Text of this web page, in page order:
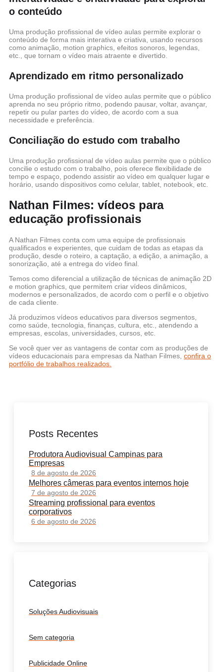
o conteúdo
Uma produção profissional de vídeo aulas permite explorar o
conteúdo de forma mais interativa e criativa, usando recursos
como animação, motion graphics, efeitos sonoros, legendas,
etc., que tornam o vídeo mais atraente e divertido.
Aprendizado em ritmo personalizado
Uma produção profissional de vídeo aulas permite que o público
aprenda no seu próprio ritmo, podendo pausar, voltar, avançar,
repetir ou pular partes do vídeo, de acordo com a sua
necessidade e preferência.
Conciliação do estudo com trabalho
Uma produção profissional de vídeo aulas permite que o público
concilie o estudo com o trabalho, pois oferece flexibilidade de
tempo e espaço, podendo assistir ao vídeo em qualquer lugar e
horário, usando dispositivos como celular, tablet, notebook, etc.
Nathan Filmes: vídeos para
educação profissionais
A Nathan Filmes conta com uma equipe de profissionais
qualificados e experientes, que cuidam de todas as etapas da
produção, desde o roteiro, a captação, a edição, a animação, a
sonorização, até a entrega do vídeo final.
Temos como diferencial a utilização de técnicas de animação 2D
e motion graphics, que permitem criar vídeos dinâmicos,
modernos e personalizados, de acordo com o perfil e o objetivo
de cada cliente.
Já produzimos vídeos educativos para diversos segmentos,
como saúde, tecnologia, finanças, cultura, etc., atendendo a
empresas, escolas, universidades, cursos, etc.
Se você quer ver as vantagens de contar com as produções de
vídeos educacionais para empresas da Nathan Filmes, confira o
portfólio de trabalhos realizados.
Posts Recentes
Produtora Audiovisual Campinas para
Empresas
8 de agosto de 2026
Melhores câmeras para eventos internos hoje
7 de agosto de 2026
Streaming profissional para eventos
corporativos
6 de agosto de 2026
Categorias
Soluções Audiovisuais
Sem categoria
Publicidade Online